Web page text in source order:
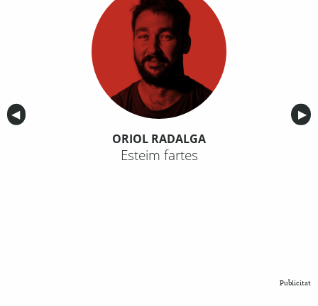
Anterior
◀︎ ▶︎
ORIOL RADALGA
Esteim fartes
Publicitat